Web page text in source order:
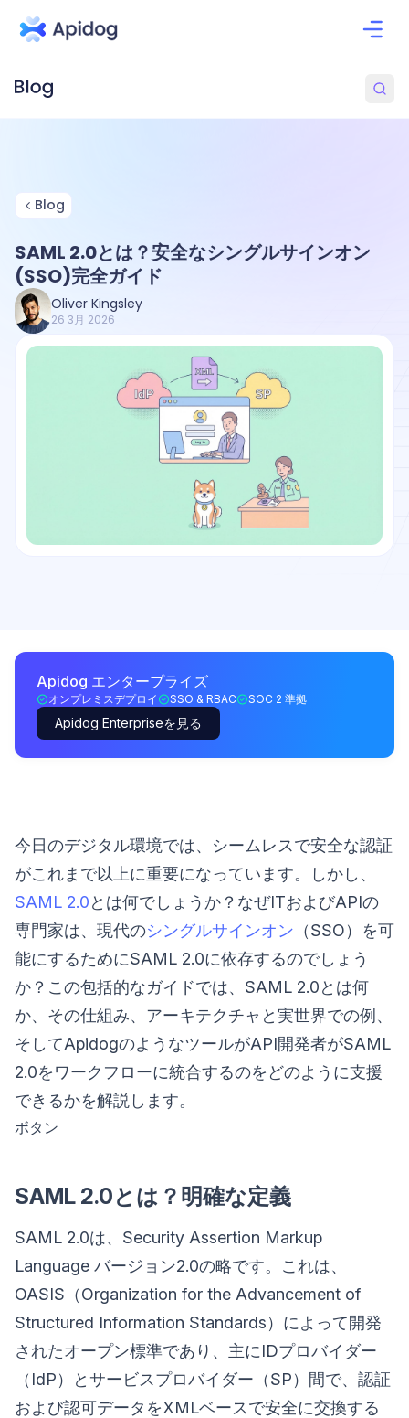
Blog
SAML 2.0とは？安全なシングルサインオン
(SSO)完全ガイド
Oliver Kingsley
26 3月 2026
Apidog エンタープライズ
オンプレミスデプロイ SSO & RBAC SOC 2 準拠
Apidog Enterpriseを見る
今日のデジタル環境では、シームレスで安全な認証
がこれまで以上に重要になっています。しかし、
SAML 2.0とは何でしょうか？なぜITおよびAPIの
専門家は、現代のシングルサインオン （SSO）を可
能にするためにSAML 2.0に依存するのでしょう
か？この包括的なガイドでは、SAML 2.0とは何
か、その仕組み、アーキテクチャと実世界での例、
そしてApidogのようなツールがAPI開発者がSAML
2.0をワークフローに統合するのをどのように支援
できるかを解説します。
ボタン
SAML 2.0とは？明確な定義
SAML 2.0は、Security Assertion Markup
Language バージョン2.0の略です。これは、
OASIS（Organization for the Advancement of
Structured Information Standards）によって開発
されたオープン標準であり、主にIDプロバイダー
（IdP）とサービスプロバイダー（SP）間で、認証
および認可データをXMLベースで安全に交換する